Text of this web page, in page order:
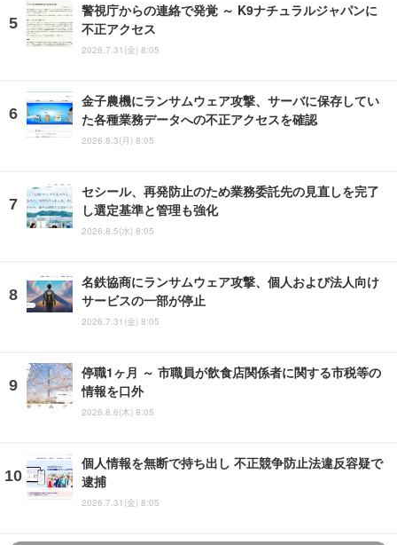
警視庁からの連絡で発覚 ～ K9ナチュラルジャパンに
不正アクセス
2026.7.31(金) 8:05
金子農機にランサムウェア攻撃、サーバに保存してい
た各種業務データへの不正アクセスを確認
2026.8.3(月) 8:05
セシール、再発防止のため業務委託先の見直しを完了
し選定基準と管理も強化
2026.8.5(水) 8:05
名鉄協商にランサムウェア攻撃、個人および法人向け
サービスの一部が停止
2026.7.31(金) 8:05
停職1ヶ月 ～ 市職員が飲食店関係者に関する市税等の
情報を口外
2026.8.6(木) 8:05
個人情報を無断で持ち出し 不正競争防止法違反容疑で
逮捕
2026.7.31(金) 8:05